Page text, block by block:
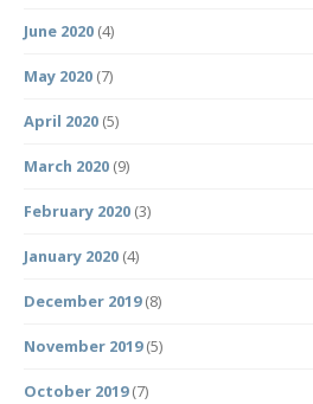
June 2020 (4)
May 2020 (7)
April 2020 (5)
March 2020 (9)
February 2020 (3)
January 2020 (4)
December 2019(8)
November 2019(5)
October 2019(7)